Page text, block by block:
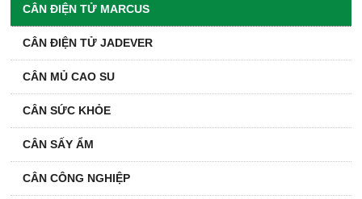
CÂN ĐIỆN TỬ MARCUS
CÂN ĐIỆN TỬ JADEVER
CÂN MỦ CAO SU
CÂN SỨC KHỎE
CÂN SẤY ẨM
CÂN CÔNG NGHIỆP